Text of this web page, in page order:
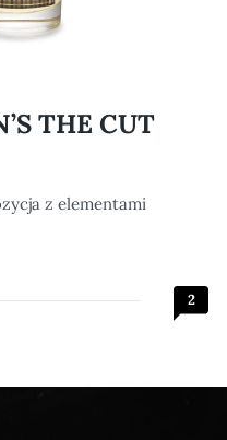
THE CUT
z elementami
2